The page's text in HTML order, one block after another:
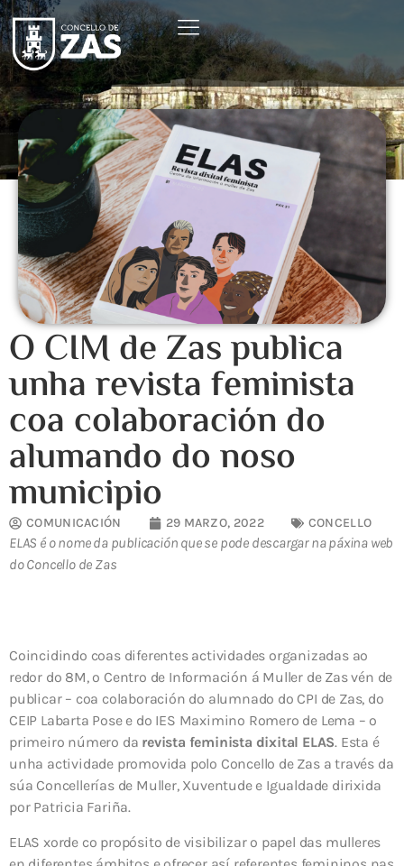
O CIM de Zas publica
unha revista feminista
coa colaboración do
alumando do noso
municipio
COMUNICACIÓN 29 MARZO, 2022 CONCELLO
ELAS é o nome da publicación que se pode descargar na páxina web
do Concello de Zas
Coincidindo coas diferentes actividades organizadas ao
redor do 8M, o Centro de Información á Muller de Zas vén de
publicar – coa colaboración do alumnado do CPI de Zas, do
CEIP Labarta Pose e do IES Maximino Romero de Lema – o
primeiro número da revista feminista dixital ELAS. Esta é
unha actividade promovida polo Concello de Zas a través da
súa Concellerías de Muller, Xuventude e Igualdade dirixida
por Patricia Fariña.
ELAS xorde co propósito de visibilizar o papel das mulleres